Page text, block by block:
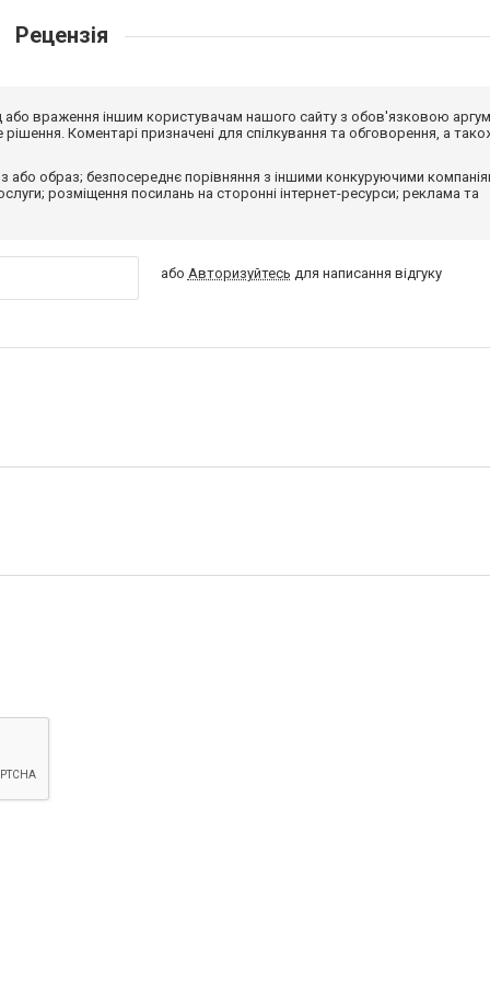
Рецензія
або враження іншим користувачам нашого сайту з обов'язковою
Коментарі призначені для спілкування та обговорення, а
або образ; безпосереднє порівняння з іншими конкуруючими
розміщення посилань на сторонні інтернет-ресурси; реклама та
або Авторизуйтесь для написання відгуку